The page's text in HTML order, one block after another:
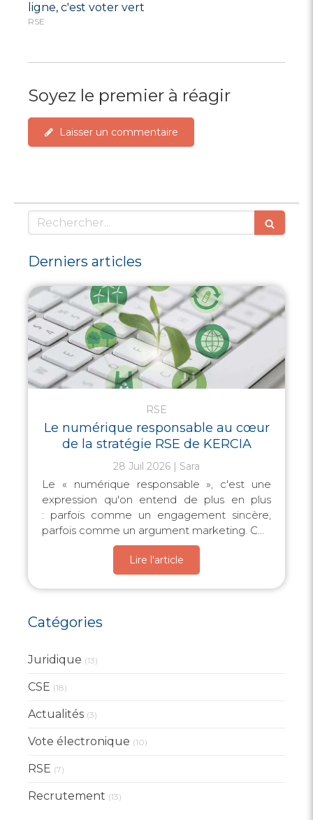
ligne, c'est voter vert
RSE
Soyez le premier à réagir
Laisser un commentaire
Rechercher
Derniers articles
RSE
Le numérique responsable au cœur
de la stratégie RSE de KERCIA
28 Juil 2026 Sara
Le « numérique responsable », c'est une
expression qu'on entend de plus en plus
: parfois comme un engagement sincère,
parfois comme un argument marketing. C...
Lire l'article
Catégories
Juridique (13)
CSE (18)
Actualités (3)
Vote électronique (10)
RSE (7)
Recrutement (13)